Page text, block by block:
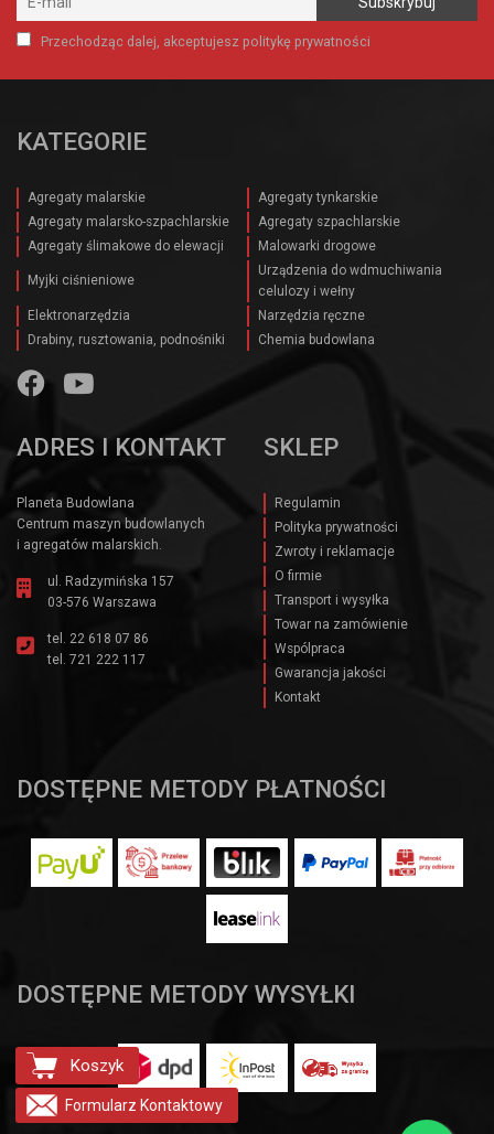
Przechodząc dalej, akceptujesz politykę prywatności
KATEGORIE
Agregaty malarskie
Agregaty tynkarskie
Agregaty malarsko-szpachlarskie
Agregaty szpachlarskie
Agregaty ślimakowe do elewacji
Malowarki drogowe
Myjki ciśnieniowe
Urządzenia do wdmuchiwania
celulozy i wełny
Elektronarzędzia
Narzędzia ręczne
Drabiny, rusztowania, podnośniki
Chemia budowlana
ADRES I KONTAKT
Planeta Budowlana
Centrum maszyn budowlanych
i agregatów malarskich.
ul. Radzymińska 157
03-576 Warszawa
tel. 22 618 07 86
tel. 721 222 117
SKLEP
Regulamin
Polityka prywatności
Zwroty i reklamacje
O firmie
Transport i wysyłka
Towar na zamówienie
Wspólpraca
Gwarancja jakości
Kontakt
DOSTĘPNE METODY PŁATNOŚCI
DOSTĘPNE METODY WYSYŁKI
Formularz Kontaktowy
Koszyk